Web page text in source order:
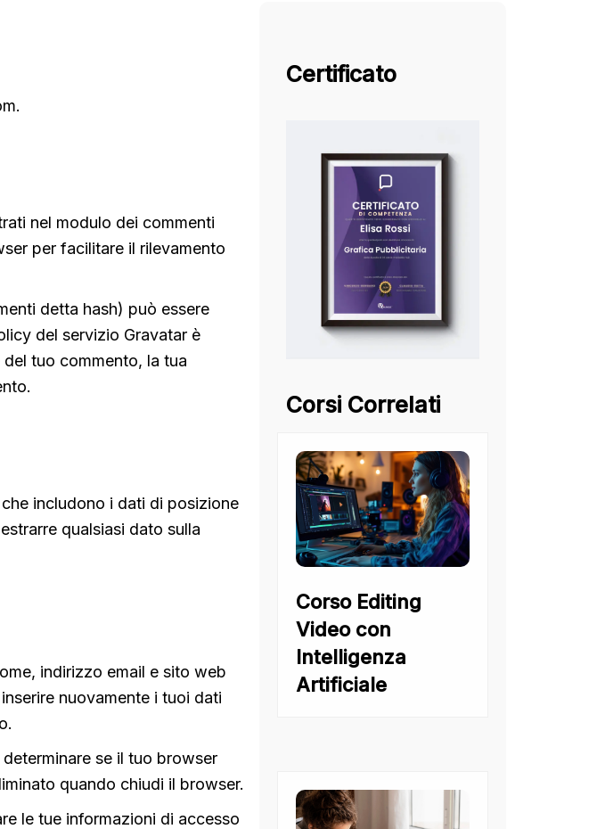
nel modulo dei commenti
per facilitare il rilevamento
detta hash) può essere
del servizio Gravatar è
tuo commento, la tua
includono i dati di posizione
qualsiasi dato sulla
indirizzo email e sito web
nuovamente i tuoi dati
se il tuo browser
quando chiudi il browser.
le tue informazioni di accesso
Certificato
Corsi Correlati
Corso Editing
Video con
Intelligenza
Artificiale